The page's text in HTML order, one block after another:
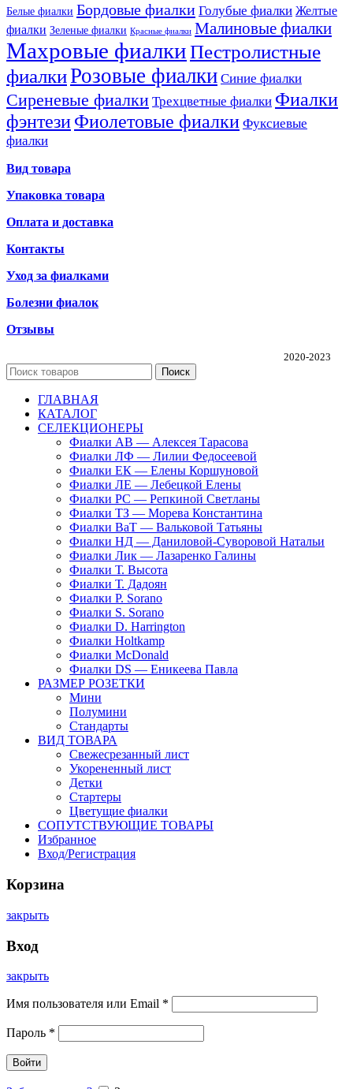
Белые фиалки Бордовые фиалки Голубые фиалки Желтые
фиалки Зеленые фиалки Красные фиалки Малиновые фиалки
Махровые фиалкиПестролистные
фиалкиРозовые фиалки Синие фиалки
Сиреневые фиалки Трехцветные фиалки Фиалки
фэнтезиФиолетовые фиалки Фуксиевые
фиалки
Вид товара
Упаковка товара
Оплата и доставка
Контакты
Уход за фиалками
Болезни фиалок
Отзывы
2020-2023
Поиск
ГЛАВНАЯ
КАТАЛОГ
СЕЛЕКЦИОНЕРЫ
Фиалки АВ — Алексея Тарасова
Фиалки ЛФ — Лилии Федосеевой
Фиалки ЕК — Елены Коршуновой
Фиалки ЛЕ — Лебецкой Елены
Фиалки РС — Репкиной Светланы
Фиалки ТЗ — Морева Константина
Фиалки ВаТ — Вальковой Татьяны
Фиалки НД — Даниловой-Суворовой Натальи
Фиалки Лик — Лазаренко Галины
Фиалки Т. Высота
Фиалки Т. Дадоян
Фиалки P. Sorano
Фиалки S. Sorano
Фиалки D. Harrington
Фиалки Holtkamp
Фиалки McDonald
Фиалки DS — Еникеева Павла
РАЗМЕР РОЗЕТКИ
Мини
Полумини
Стандарты
ВИД ТОВАРА
Свежесрезанный лист
Укорененный лист
Детки
Стартеры
Цветущие фиалки
СОПУТСТВУЮЩИЕ ТОВАРЫ
Избранное
Вход/Регистрация
Корзина
закрыть
Вход
закрыть
Имя пользователя или Email *
Пароль *
Войти